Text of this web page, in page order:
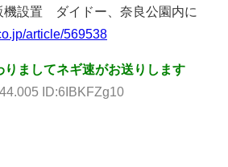
機設置 ダイドー、奈良公園内に
article/569538
りましてネギ速がお送りします
ID:6IBKFZg10